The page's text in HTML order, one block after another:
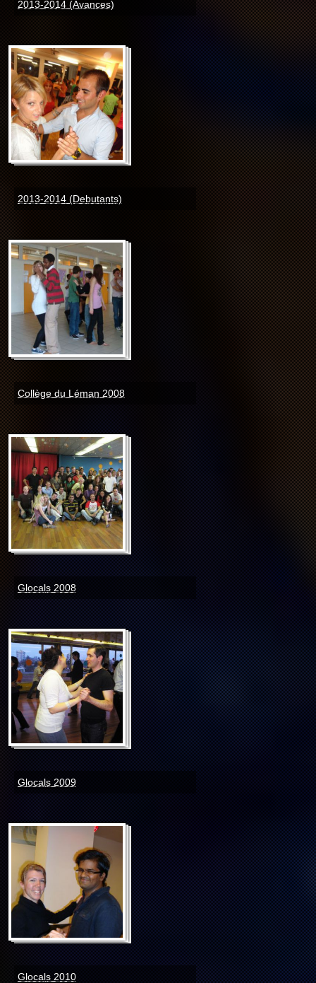
2013-2014 (Avances)
2013-2014 (Debutants)
Collège du Léman 2008
Glocals 2008
Glocals 2009
Glocals 2010